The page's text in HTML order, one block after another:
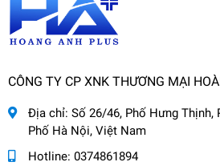
CÔNG TY CP XNK THƯƠNG MẠI
Địa chỉ: Số 26/46, Phố Hưng Thịnh,
Phố Hà Nội, Việt Nam
Hotline: 0374861894